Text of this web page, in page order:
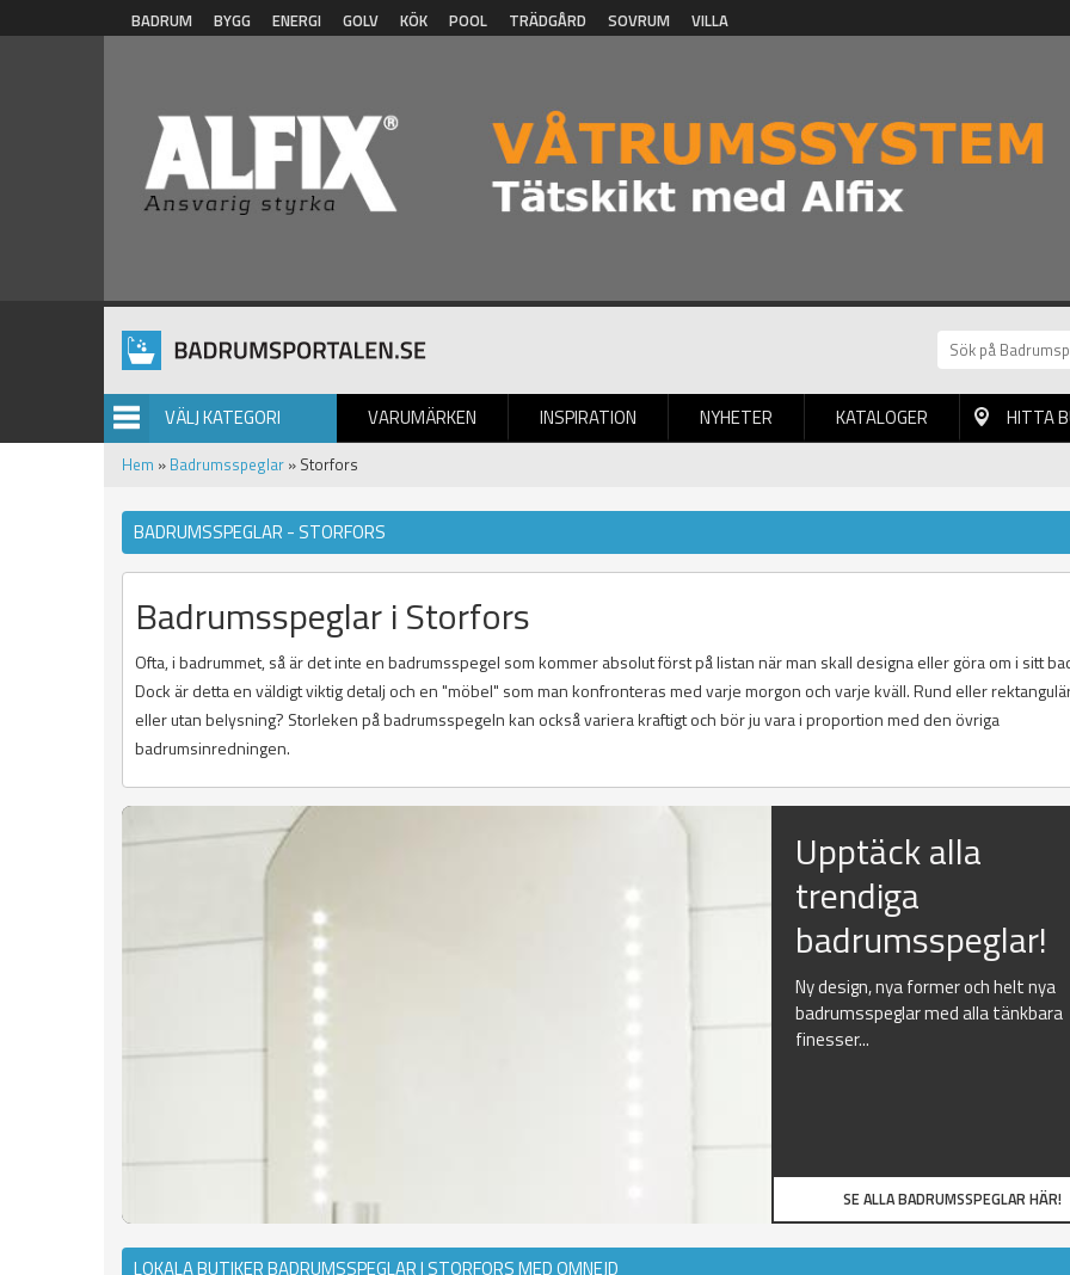
Hoppa till huvudinnehåll
BADRUM BYGG ENERGI GOLV KÖK POOL TRÄDGÅRD SOVRUM VILLA
VÄLJ KATEGORI VARUMÄRKEN INSPIRATION NYHETER
BILDGALLERI KATALOGER HITTA
Hem » Badrumsspeglar » Storfors
BADRUMSSPEGLAR - STORFORS
Badrumsspeglar i Storfors
Ofta, i badrummet, så är det inte en badrumsspegel som kommer absolut först på listan när man skall designa eller göra om i sitt
Dock är detta en väldigt viktig detalj och en "möbel" som man konfronteras med varje morgon och varje kväll. Rund eller
eller utan belysning? Storleken på badrumsspegeln kan också variera kraftigt och bör ju vara i proportion med den övriga
badrumsinredningen.
Upptäck alla
trendiga
badrumsspeglar!
Ny design, nya former och helt nya
badrumsspeglar med alla tänkbara
finesser...
SE ALLA BADRUMSSPEGLAR HÄR!
LOKALA BUTIKER BADRUMSSPEGLAR I STORFORS MED OMNEJD